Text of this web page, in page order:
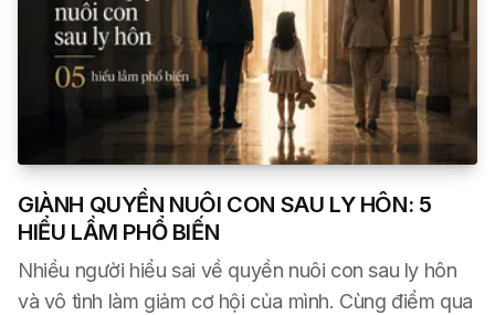
GIÀNH QUYỀN NUÔI CON SAU LY HÔN: 5
HIỂU LẦM PHỔ BIẾN
Nhiều người hiểu sai về quyền nuôi con sau ly hôn
và vô tình làm giảm cơ hội của mình. Cùng điểm qua